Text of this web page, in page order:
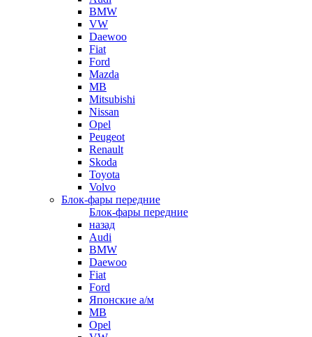
BMW
VW
Daewoo
Fiat
Ford
Mazda
MB
Mitsubishi
Nissan
Opel
Peugeot
Renault
Skoda
Toyota
Volvo
Блок-фары передние
Блок-фары передние
назад
Audi
BMW
Daewoo
Fiat
Ford
Японские а/м
MB
Opel